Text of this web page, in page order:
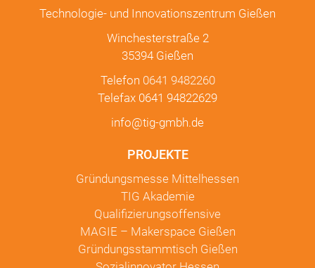
Technologie- und Innovationszentrum Gießen
Winchesterstraße 2
35394 Gießen
Telefon 0641 9482260
Telefax 0641 94822629
info@tig-gmbh.de
PROJEKTE
Gründungsmesse Mittelhessen
TIG Akademie
Qualifizierungsoffensive
MAGIE – Makerspace Gießen
Gründungsstammtisch Gießen